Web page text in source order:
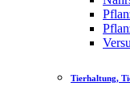
Tierhaltung,